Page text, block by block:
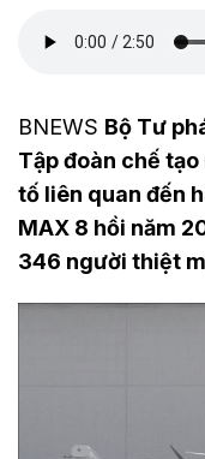
BNEWS Bộ Tư
Tập đoàn chế
tố liên quan đến
MAX 8 hồi năm
346 người thiệt